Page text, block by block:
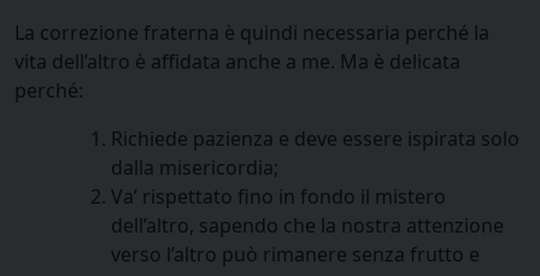
La correzione fraterna è quindi necessaria perché la
vita dell’altro è affidata anche a me. Ma è delicata
perché:
Richiede pazienza e deve essere ispirata solo
dalla misericordia;
Va’ rispettato fino in fondo il mistero
dell’altro, sapendo che la nostra attenzione
verso l’altro può rimanere senza frutto e